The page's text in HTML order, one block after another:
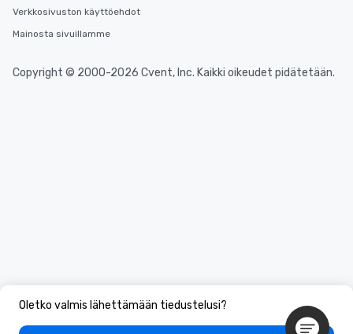
Oletko valmis lähettämään tiedustelusi?
Verkkosivuston käyttöehdot
Mainosta sivuillamme
Copyright © 2000-2026 Cvent, Inc. Kaikki oikeudet pidätetään.